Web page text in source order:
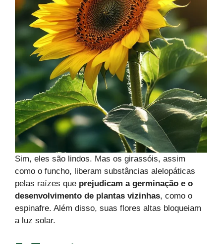
Sim, eles são lindos. Mas os girassóis, assim
como o funcho, liberam substâncias alelopáticas
pelas raízes que prejudicam a germinação e o
desenvolvimento de plantas vizinhas, como o
espinafre. Além disso, suas flores altas bloqueiam
a luz solar.